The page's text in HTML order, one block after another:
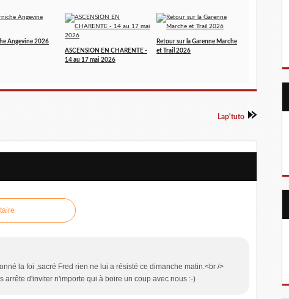
Angevine 2026
ASCENSION EN CHARENTE -
14 au 17 mai 2026
Retour sur la Garenne Marche
et Trail 2026
Lap'tuto
la foi ,sacré Fred rien ne lui a résisté ce dimanche matin.<br />
arrête d'inviter n'importe qui à boire un coup avec nous :-)